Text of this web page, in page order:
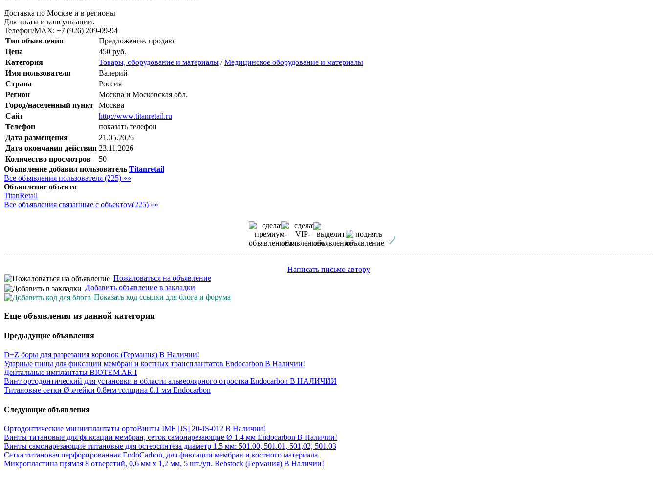
Доставка по Москве и в регионы
Для заказа и консультации:
Телефон/МАХ: +7 (926) 209-09-94
Тип объявления
Предложение, продаю
Цена
450 руб.
Категория
Товары, оборудование и материалы /Медицинское оборудование и материалы
Имя пользователя
Валерий
Страна
Россия
Регион
Москва и Московская обл.
Город/населенный пункт
Москва
Сайт
http://www.titanretail.ru
Телефон
показать телефон
Дата размещения
21.05.2026
Дата окончания действия 23.11.2026
Количество просмотров
50
Объявление добавил пользователь Titanretail
Все объявления пользователя (225) »»
Объявление объекта
TitanRetail
Все объявления связанные с объектом(225) »»
Написать письмо автору
Пожаловаться на объявление
Добавить объявление в закладки
Показать код ссылки для блога и форума
Еще объявления из данной категории
Предыдущие объявления
D+Z боры для разрезания коронок (Германия) В Наличии!
Ударные пины для фиксации мембран и костных трансплантатов Endocarbon В Наличии!
Дентальные имплантаты BIOTEM AR I
Винт ортодонтический для установки в области альвеолярного отростка Endocarbon В НАЛИЧИИ
Титановые сетки Ø ячейки 0.8мм толщина 0.1 мм Endocarbon
Следующие объявления
Ортодонтические минииплантаты ортоВинты IMF [JS] 20-JS-012 В Наличии!
Винты титановые для фиксации мембран, сеток самонарезающие Ø 1.4 мм Endocarbon В Наличии!
Винты самонарезающие титановые для остеосинтеза диаметр 1.5 мм: 501.00, 501.01, 501,02, 501.03
Сетка титановая перфорированная EndoCarbon, для фиксации мембран и костного материала
Микропластина прямая 8 отверстий, 0,6 мм x 1,2 мм, 5 шт./уп. Rebstock (Германия) В Наличии!